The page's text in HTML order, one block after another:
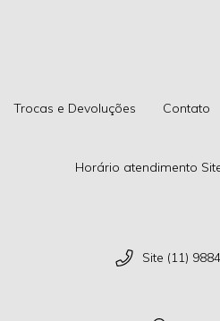
Trocas e Devoluções Contato
Horário atendimento
Site (11)